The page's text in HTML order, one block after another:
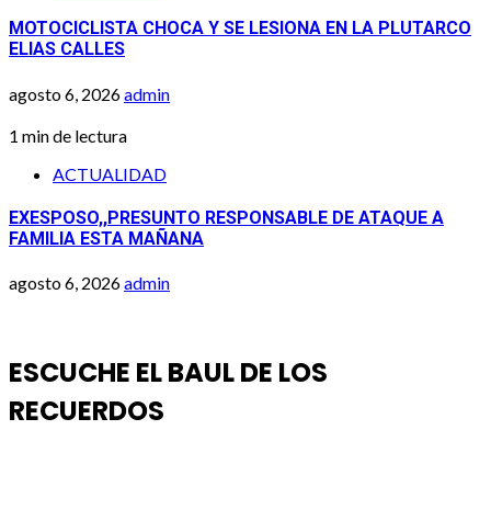
MOTOCICLISTA CHOCA Y SE LESIONA EN LA PLUTARCO
ELIAS CALLES
agosto 6, 2026admin
1 min de lectura
ACTUALIDAD
EXESPOSO,,PRESUNTO RESPONSABLE DE ATAQUE A
FAMILIA ESTA MAÑANA
agosto 6, 2026admin
ESCUCHE EL BAUL DE LOS
RECUERDOS